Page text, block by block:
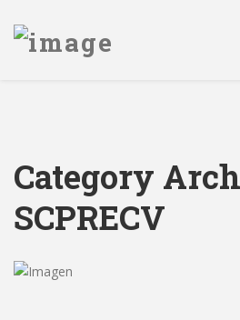
NOTICIAS
Category
SCPRECV